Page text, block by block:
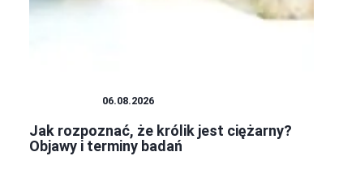
06.08.2026
Jak rozpoznać, że królik jest ciężarny?
Objawy i terminy badań